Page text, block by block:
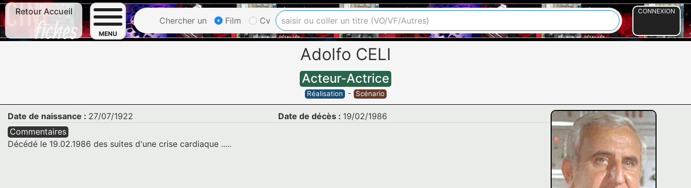
Retour Accueil
MENU
Chercher un Film Cv
CONNEXION
Adolfo CELI
Acteur-Actrice
Réalisation - Scénario
Date de naissance : 27/07/1922 Date de décès : 19/02/1986
Commentaires
Décédé le 19.02.1986 des suites d'une crise cardiaque .....